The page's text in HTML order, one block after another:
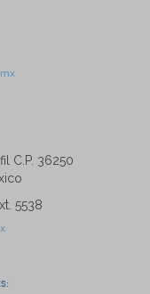
C.P. 36250
5538